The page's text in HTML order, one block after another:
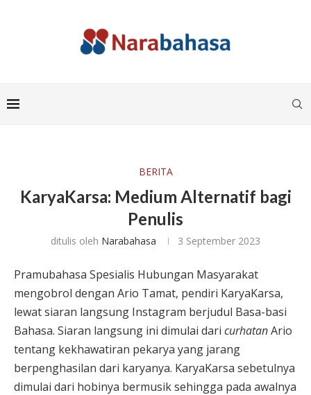
BERITA
KaryaKarsa: Medium Alternatif bagi
Penulis
ditulis oleh Narabahasa 3 September 2023
Pramubahasa Spesialis Hubungan Masyarakat
mengobrol dengan Ario Tamat, pendiri KaryaKarsa,
lewat siaran langsung Instagram berjudul Basa-basi
Bahasa. Siaran langsung ini dimulai dari curhatanArio
tentang kekhawatiran pekarya yang jarang
berpenghasilan dari karyanya. KaryaKarsa sebetulnya
dimulai dari hobinya bermusik sehingga pada awalnya